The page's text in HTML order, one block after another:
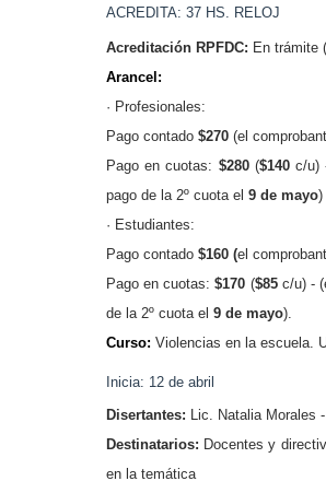
ACREDITA: 37 HS. RELOJ
Acreditación RPFDC: En trámite
Arancel:
· Profesionales:
Pago contado $270 (el
Pago en cuotas: $280 ($140 c/
pago de la 2º cuota el 9 de mayo)
· Estudiantes:
Pago contado $160 (el
Pago en cuotas:$170 ($85 c/u) -
de la 2º cuota el 9 de mayo).
Curso: Violencias en la escuela.
Inicia: 12 de abril
Disertantes: Lic. Natalia Morales
Destinatarios: Docentes y
en la temática